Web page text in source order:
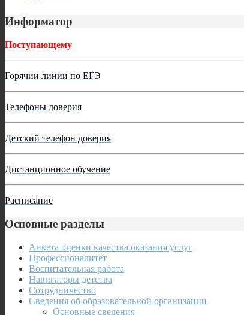
Информатор
Поступающему
Горячии линии по ЕГЭ
Телефоны доверия
Детский телефон доверия
Дистанционное обучение
Расписание
Основные разделы
Анкета оценки качества оказания услуг
Профессионалитет
Воспитательная работа
Навигаторы детства
Сотрудничество
Сведения об образовательной организации
Основные сведения